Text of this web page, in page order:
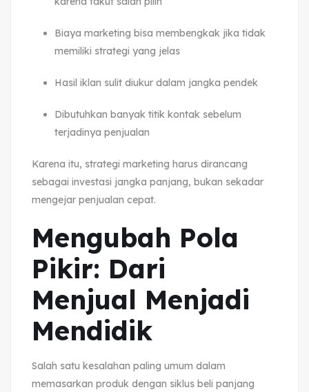
Biaya marketing bisa membengkak jika tidak
memiliki strategi yang jelas
Hasil iklan sulit diukur dalam jangka pendek
Dibutuhkan banyak titik kontak sebelum
terjadinya penjualan
Karena itu, strategi marketing harus dirancang
sebagai investasi jangka panjang, bukan sekadar
mengejar penjualan cepat.
Mengubah Pola
Pikir: Dari
Menjual Menjadi
Mendidik
Salah satu kesalahan paling umum dalam
memasarkan produk dengan siklus beli panjang